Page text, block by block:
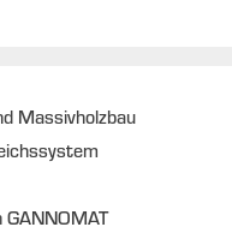
Massivholzbau